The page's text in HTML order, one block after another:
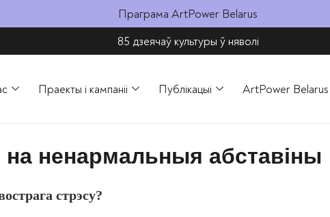
Праграма ArtPower Belarus
85 дзеячаў культуры ў няволі​
Праекты і кампаніі Публікацыі ArtPower Belarus
ненармальныя абставіны
стрэсу?